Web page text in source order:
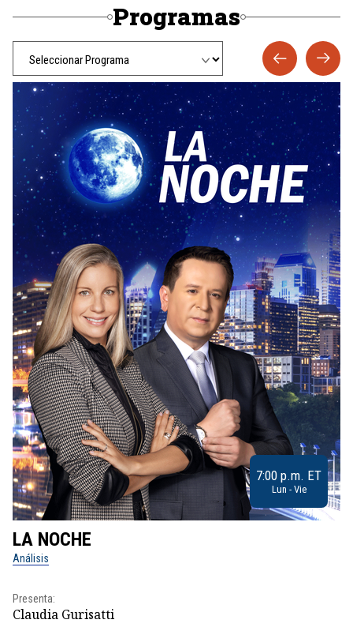
Programas
7:00 p.m. ET
Lun - Vie
LA NOCHE
Análisis
Presenta:
Claudia Gurisatti